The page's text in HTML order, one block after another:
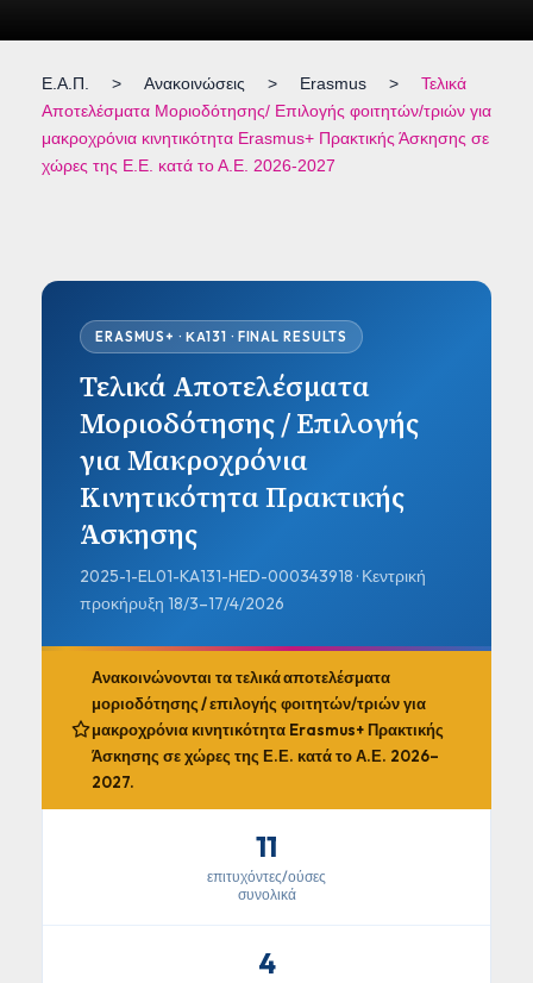
Ε.Α.Π. > Ανακοινώσεις > Erasmus >
Τελικά
Αποτελέσματα Μοριοδότησης/ Επιλογής φοιτητών/τριών για
μακροχρόνια κινητικότητα Erasmus+ Πρακτικής Άσκησης σε
χώρες της Ε.Ε. κατά το Α.Ε. 2026-2027
ERASMUS+ · ΚΑ131 · FINAL RESULTS
Τελικά Αποτελέσματα
Μοριοδότησης / Επιλογής
για Μακροχρόνια
Κινητικότητα Πρακτικής
Άσκησης
2025-1-EL01-KA131-HED-000343918 · Κεντρική
προκήρυξη 18/3–17/4/2026
Ανακοινώνονται τατελικά αποτελέσματα
μοριοδότησης / επιλογής φοιτητών/τριών για
μακροχρόνια κινητικότητα Erasmus+ Πρακτικής
Άσκησης σε χώρες της Ε.Ε. κατά το Α.Ε. 2026–
2027.
11
επιτυχόντες/ούσες
συνολικά
4